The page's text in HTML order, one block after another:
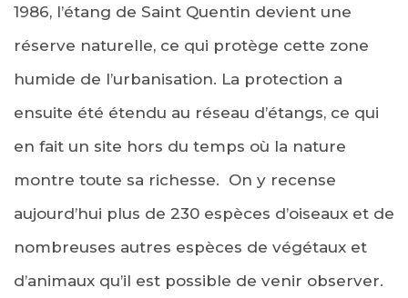
1986, l’étang de Saint Quentin devient une
réserve naturelle, ce qui protège cette zone
humide de l’urbanisation. La protection a
ensuite été étendu au réseau d’étangs, ce qui
en fait un site hors du temps où la nature
montre toute sa richesse. On y recense
aujourd’hui plus de 230 espèces d’oiseaux et de
nombreuses autres espèces de végétaux et
d’animaux qu’il est possible de venir observer.